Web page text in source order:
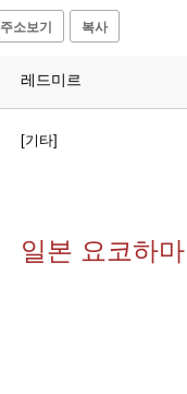
주소보기 복사
레드미르
[기타]
일본 요코하